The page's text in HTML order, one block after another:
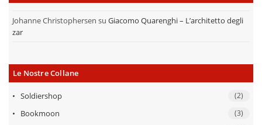
Johanne Christophersen su Giacomo Quarenghi – L’architetto degli
zar
Le Nostre Collane
Soldiershop (2)
Bookmoon (3)